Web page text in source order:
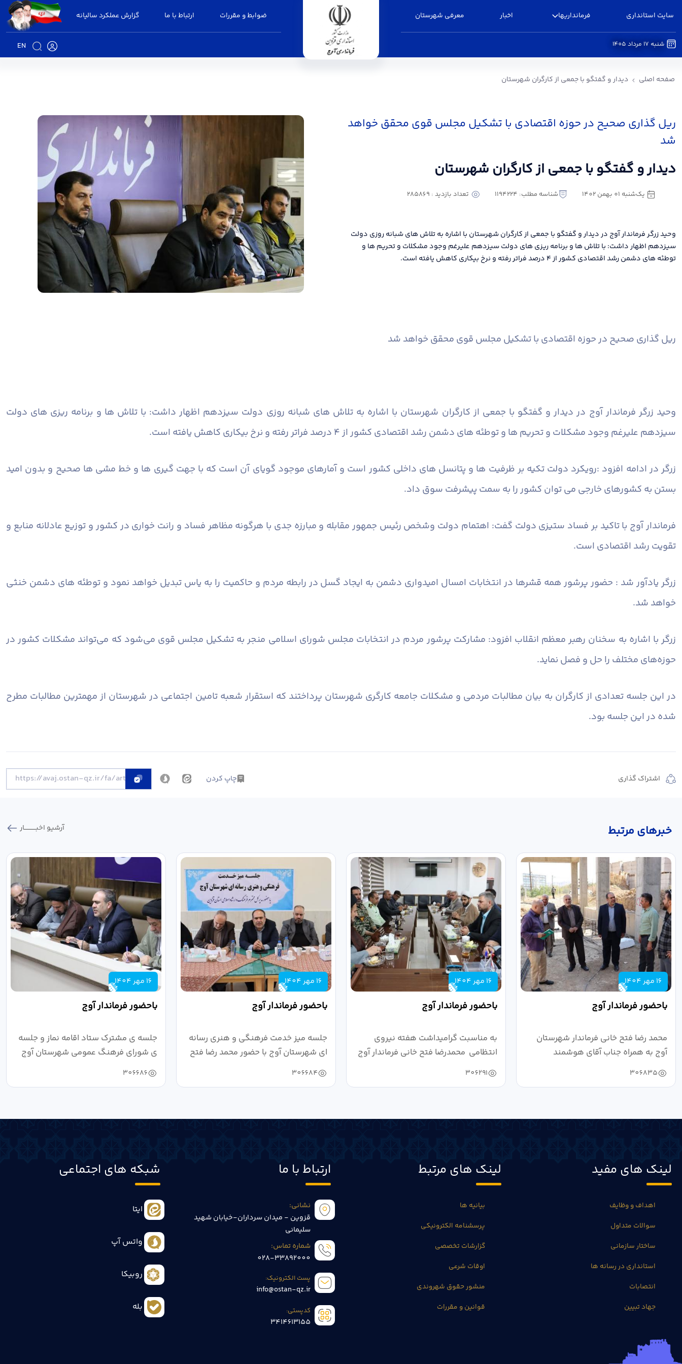
سایت استانداری فرمانداریها اخبار معرفی شهرستان ضوابط و مقررات ارتباط با ما گزارش عملکرد سالیانه
EN شنبه 17 مرداد 1405
صفحه اصلی دیدار و گفتگو با جمعی از کارگران شهرستان
ریل گذاری صحیح در حوزه اقتصادی با تشکیل مجلس قوی محقق خواهد
شد
دیدار و گفتگو با جمعی از کارگران شهرستان
یک‌شنبه 01 بهمن 1402 شناسه مطلب: 1194224 تعداد بازدید : 285869
وحید زرگر فرماندار آوج در دیدار و گفتگو با جمعی از کارگران شهرستان با اشاره به تلاش های شبانه روزی دولت
سیزدهم اظهار داشت: با تلاش ها و برنامه ریزی های دولت سیزدهم علیرغم وجود مشکلات و تحریم ها و
توطئه های دشمن رشد اقتصادی کشور از ۴ درصد فراتر رفته و نرخ بیکاری کاهش یافته است.
ریل گذاری صحیح در حوزه اقتصادی با تشکیل مجلس قوی محقق خواهد شد
وحید زرگر فرماندار آوج در دیدار و گفتگو با جمعی از کارگران شهرستان با اشاره به تلاش های شبانه روزی دولت سیزدهم اظهار داشت: با تلاش ها و برنامه ریزی های دولت
سیزدهم علیرغم وجود مشکلات و تحریم ها و توطئه های دشمن رشد اقتصادی کشور از ۴ درصد فراتر رفته و نرخ بیکاری کاهش یافته است.
زرگر در ادامه افزود :رویکرد دولت تکیه بر ظرفیت ها و پتانسل های داخلی کشور است و آمارهای موجود گویای آن است که با جهت گیری ها و خط مشی ها صحیح و بدون امید
بستن به کشورهای خارجی می توان کشور را به سمت پیشرفت سوق داد.
فرماندار آوج با تاکید بر فساد ستیزی دولت گفت: اهتمام دولت وشخص رئیس جمهور مقابله و مبارزه جدی با هرگونه مظاهر فساد و رانت خواری در کشور و توزیع عادلانه منابع و
تقویت رشد اقتصادی است.
زرگر یادآور شد : حضور پرشور همه قشرها در انتخابات امسال امیدواری دشمن به ایجاد گسل در رابطه مردم و حاکمیت را به یاس تبدیل خواهد نمود و توطئه های دشمن خنثی
خواهد شد.
زرگر با اشاره به سخنان رهبر معظم انقلاب افزود: مشارکت پرشور مردم در انتخابات مجلس شورای اسلامی منجر به تشکیل مجلس قوی می‌شود که می‌تواند مشکلات کشور در
حوزه‌های مختلف را حل و فصل نماید.
در این جلسه تعدادی از کارگران به بیان مطالبات مردمی و مشکلات جامعه کارگری شهرستان پرداختند که استقرار شعبه تامین اجتماعی در شهرستان از مهمترین مطالبات مطرح
شده در این جلسه بود.
اشتراک گذاری چاپ کردن
خبر‌های مرتبط آرشیو اخبـــــــــــار
16 مهر 1404
باحضور فرماندار آوج
محمد رضا فتح خانی فرماندار شهرستان
آوج به همراه جناب آقای هوشمند
مدیرکل فرهنگ...
306835
16 مهر 1404
باحضور فرماندار آوج
به مناسبت گرامیداشت هفته نیروی
انتظامی محمدرضا فتح خانی فرماندار آوج
به...
306291
16 مهر 1404
باحضور فرماندار آوج
جلسه میز خدمت فرهنگی و هنری رسانه
ای شهرستان آوج با حضور محمد رضا فتح
خانی...
306684
16 مهر 1404
باحضور فرماندار آوج
جلسه ی مشترک ستاد اقامه نماز و جلسه
ی شورای فرهنگ عمومی شهرستان آوج
به ریاست...
306686
لینک های مفید
اهداف و وظایف
سوالات متداول
ساختار سازمانی
استانداری در رسانه ها
انتصابات
جهاد تبیین
لینک های مرتبط
بیانیه ها
پرسشنامه الکترونیکی
گزارشات تخصصی
اوقات شرعی
منشور حقوق شهروندی
قوانین و مقررات
ارتباط با ما
نشانی:
قزوین - میدان سرداران-خیابان شهید
سلیمانی
شماره تماس:
028-33892000
پست الکترونیک:
info@ostan-qz.ir
کدپستی:
3414613155
شبکه های اجتماعی
ایتا
واتس آپ
روبیکا
بله